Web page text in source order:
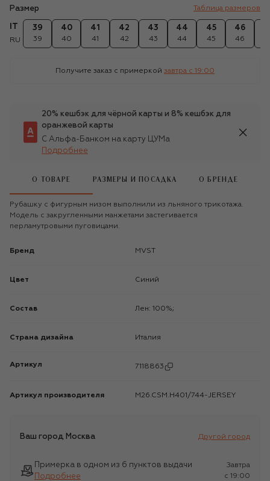
Размер Таблица размеров
RU
39
39
40
40
41
41
42
42
43
43
44
44
45
45
46
46
Получите заказ с примеркой завтра c 19:00
20% кешбэк для чёрной карты и 8% кешбэк для
оранжевой карты
С Альфа-Банком на карту ЦУМа
Подробнее
О ТОВАРЕ РАЗМЕРЫ И ПОСАДКА О БРЕНДЕ
Рубашку с фигурным низом выполнили из льняного трикотажа.
Модель с закругленными манжетами застегивается
перламутровыми пуговицами.
Бренд MVST
Цвет Синий
Состав Лен: 100%;
Страна дизайна Италия
Артикул 7118863
Артикул производителя M26.CSM.H401/744-JERSEY
Ваш город Москва Другой город
Примерка в одном из 6 пунктов выдачи
Подробнее
Завтра
c 19:00